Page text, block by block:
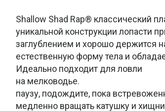
Shallow Shad Rap® классический
уникальной конструкции лопасти
заглублением и хорошо держится
естественную форму тела и
Идеально подходит для ловли
на мелководье.
паузу, подождите, пока
медленно вращать катушку и